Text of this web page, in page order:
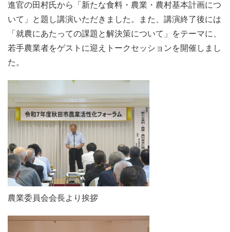
進官の田村氏から「新たな食料・農業・農村基本計画につ
いて」と題し講演いただきました。また、講演終了後には
「就農にあたっての課題と解決策について」をテーマに、
若手農業者をゲストに迎えトークセッションを開催しまし
た。
農業委員会会長より挨拶